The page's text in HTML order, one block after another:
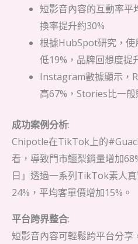
短影音內容的互動率平
換率提升約30%
根據HubSpot研究，使
低19%，品牌回想度提
Instagram數據顯示，
高67%，Stories比一
成功案例分析:
Chipotle在TikTok上的
看，導致門市鱷梨銷量增加
日」透過一系列TikTok素人
24%，平均客單價增加15%。
平台跨界整合:
短影音內容可輕鬆跨平台分享